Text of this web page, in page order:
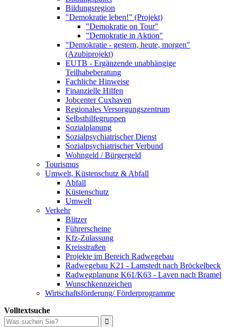
Bildungsregion
"Demokratie leben!" (Projekt)
"Demokratie on Tour"
"Demokratie in Aktion"
"Demokratie - gestern, heute, morgen"
(Azubiprojekt)
EUTB - Ergänzende unabhängige
Teilhabeberatung
Fachliche Hinweise
Finanzielle Hilfen
Jobcenter Cuxhaven
Regionales Versorgungszentrum
Selbsthilfegruppen
Sozialplanung
Sozialpsychiatrischer Dienst
Sozialpsychiatrischer Verbund
Wohngeld / Bürgergeld
Tourismus
Umwelt, Küstenschutz & Abfall
Abfall
Küstenschutz
Umwelt
Verkehr
Blitzer
Führerscheine
Kfz-Zulassung
Kreisstraßen
Projekte im Bereich Radwegebau
Radwegebau K21 - Lamstedt nach Bröckelbeck
Radwegplanung K61/K63 - Laven nach Bramel
Wunschkennzeichen
Wirtschaftsförderung/ Förderprogramme
Volltextsuche